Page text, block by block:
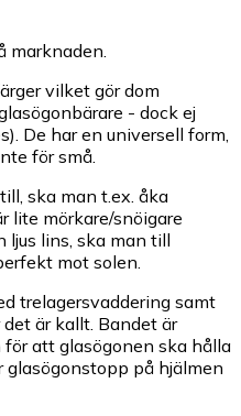
marknaden.
vilket gör dom
- dock ej
De har en universell form,
för små.
ska man t.ex. åka
lite mörkare/snöigare
ljus lins, ska man till
mot solen.
trelagersvaddering samt
är kallt. Bandet är
att glasögonen ska hålla
glasögonstopp på hjälmen